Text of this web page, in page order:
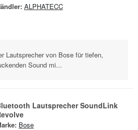
ALPHATECC
Lautsprecher von Bose für tiefen,
Sound mi...
Lautsprecher SoundLink
Bose